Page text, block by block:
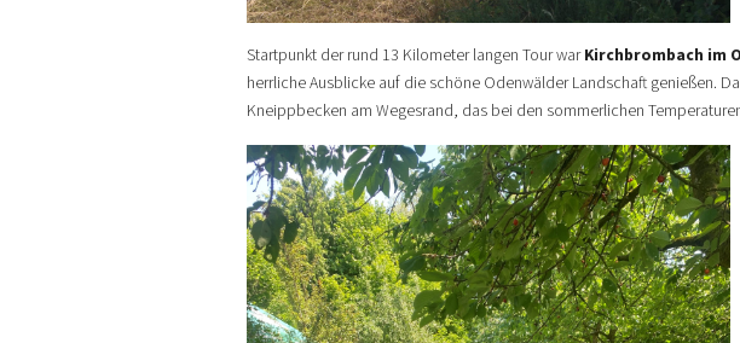
Startpunkt der rund 13 Kilometer langen Tour warKirchbrombach im
herrliche Ausblicke auf die schöne Odenwälder Landschaft genießen.
Kneippbecken am Wegesrand, das bei den sommerlichen